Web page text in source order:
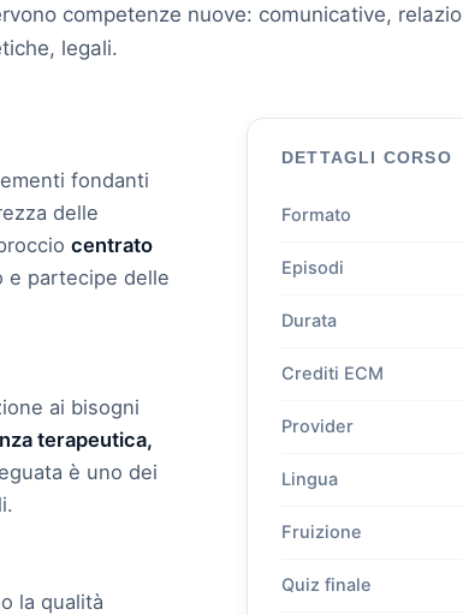
competenze nuove: comunicative,
legali.
fondanti
delle
centrato
e partecipe delle
ai bisogni
terapeutica,
è uno dei
la qualità
DETTAGLI CORSO
Formato
Episodi
Durata
Crediti ECM
Provider
Lingua
Fruizione
Quiz finale